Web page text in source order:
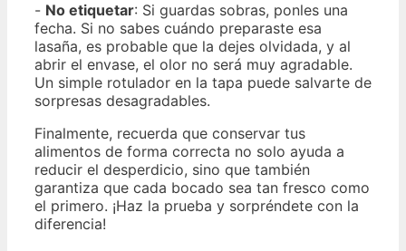
- No etiquetar: Si guardas sobras, ponles una
fecha. Si no sabes cuándo preparaste esa
lasaña, es probable que la dejes olvidada, y al
abrir el envase, el olor no será muy agradable.
Un simple rotulador en la tapa puede salvarte de
sorpresas desagradables.
Finalmente, recuerda que conservar tus
alimentos de forma correcta no solo ayuda a
reducir el desperdicio, sino que también
garantiza que cada bocado sea tan fresco como
el primero. ¡Haz la prueba y sorpréndete con la
diferencia!